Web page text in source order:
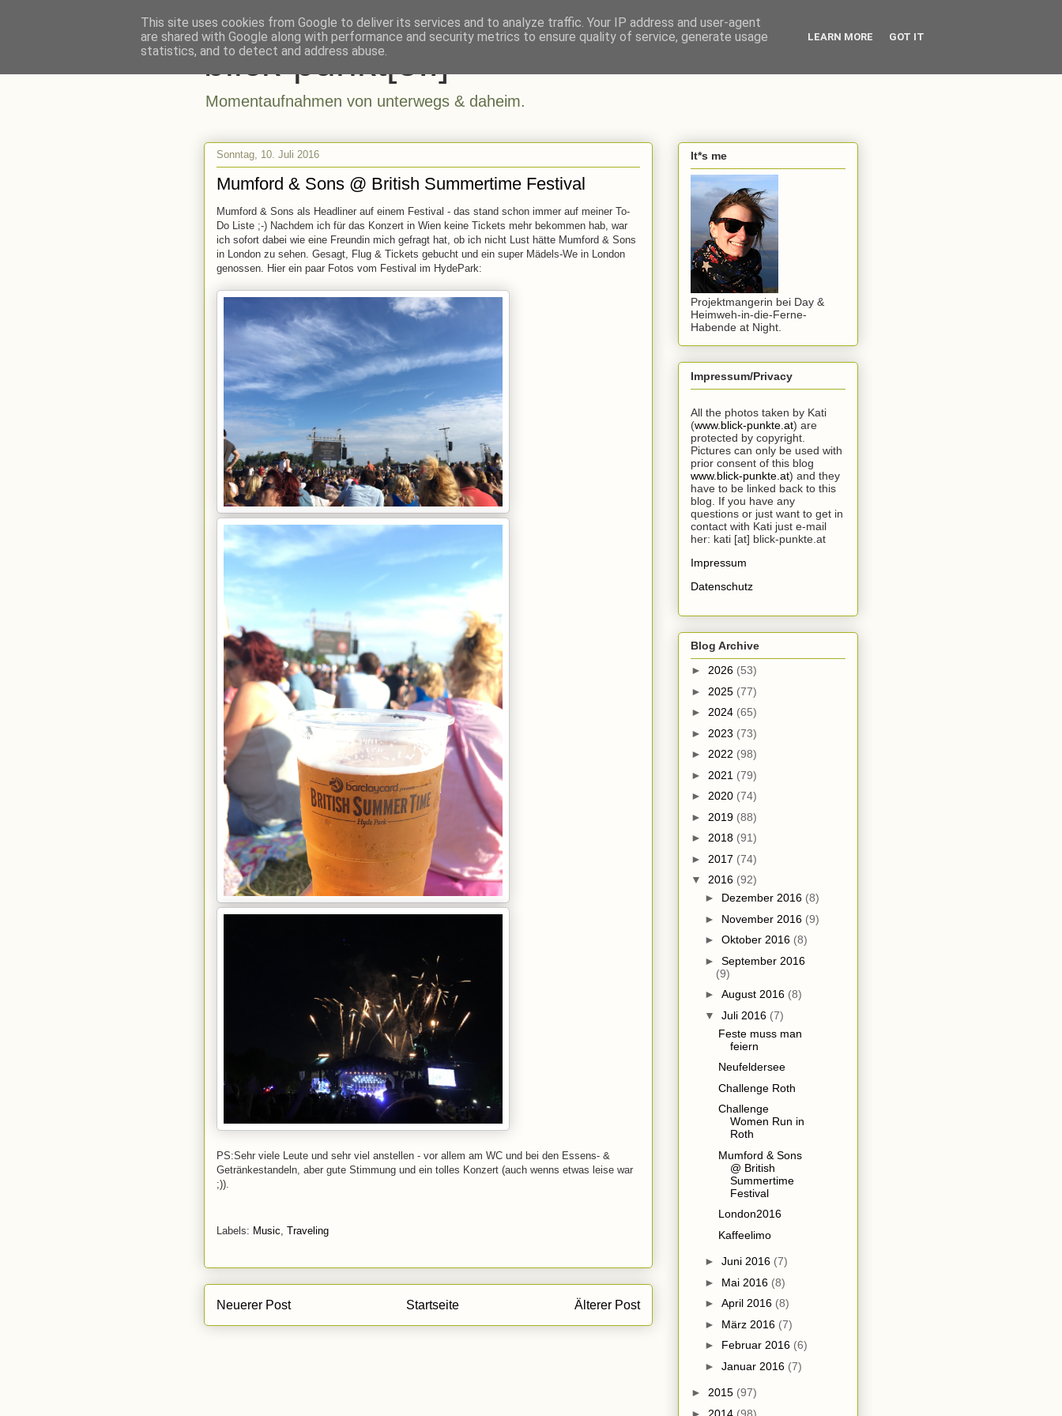
blick-punkt[e..]
Momentaufnahmen von unterwegs & daheim.
Sonntag, 10. Juli 2016
Mumford & Sons @ British Summertime Festival
Mumford & Sons als Headliner auf einem Festival - das stand schon immer auf meiner To-
Do Liste ;-) Nachdem ich für das Konzert in Wien keine Tickets mehr bekommen hab, war
ich sofort dabei wie eine Freundin mich gefragt hat, ob ich nicht Lust hätte Mumford & Sons
in London zu sehen. Gesagt, Flug & Tickets gebucht und ein super Mädels-We in London
genossen. Hier ein paar Fotos vom Festival im HydePark:
PS:Sehr viele Leute und sehr viel anstellen - vor allem am WC und bei den Essens- &
Getränkestandeln, aber gute Stimmung und ein tolles Konzert (auch wenns etwas leise war
;)).
Labels: Music Traveling
Neuerer Post Älterer Post
Startseite
It*s me
Projektmangerin bei Day &
Heimweh-in-die-Ferne-
Habende at Night.
Impressum/Privacy
All the photos taken by Kati
(www.blick-punkte.at) are
protected by copyright.
Pictures can only be used with
prior consent of this blog
www.blick-punkte.at) and they
have to be linked back to this
blog. If you have any
questions or just want to get in
contact with Kati just e-mail
her: kati [at] blick-punkte.at
Impressum
Datenschutz
Blog Archive
► 2026 (53)
► 2025 (77)
► 2024 (65)
► 2023 (73)
► 2022 (98)
► 2021 (79)
► 2020 (74)
► 2019 (88)
► 2018 (91)
► 2017 (74)
▼ 2016 (92)
► Dezember 2016 (8)
► November 2016 (9)
► Oktober 2016 (8)
► September 2016
(9)
► August 2016 (8)
▼ Juli 2016 (7)
Feste muss man
feiern
Neufeldersee
Challenge Roth
Challenge
Women Run in
Roth
Mumford & Sons
@ British
Summertime
Festival
London2016
Kaffeelimo
► Juni 2016 (7)
► Mai 2016 (8)
► April 2016 (8)
► März 2016 (7)
► Februar 2016 (6)
► Januar 2016 (7)
► 2015 (97)
► 2014 (98)
This site uses cookies from Google to deliver its services and to analyze traffic. Your IP address and user-agent
are shared with Google along with performance and security metrics to ensure quality of service, generate usage
statistics, and to detect and address abuse.
LEARN MORE GOT IT